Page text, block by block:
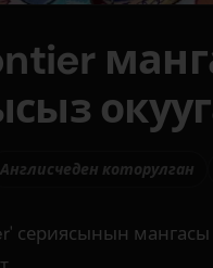
Англисчеден которулган
сериясынын мангасы